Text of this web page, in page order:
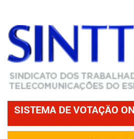
SISTEMA DE VOTAÇÃO